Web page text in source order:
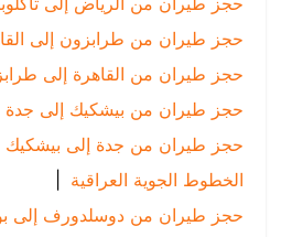
حجز طيران من طرابزون إلى القاهرة |
حجز طيران من القاهرة إلى طرابزون |
حجز طيران من بيشكيك إلى جدة
حجز طيران من جدة إلى بيشكيك |
الخطوط الجوية العراقية
حجز طيران من دوسلدورف إلى بودروم